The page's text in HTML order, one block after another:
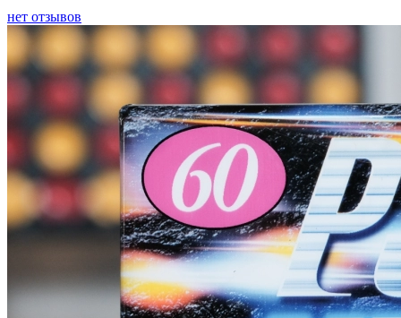
нет отзывов